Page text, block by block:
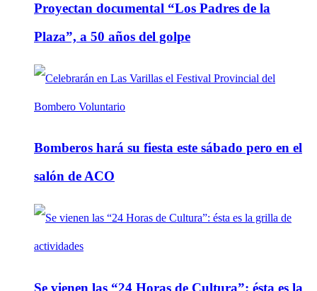
Proyectan documental “Los Padres de la
Plaza”, a 50 años del golpe
Bomberos hará su fiesta este sábado pero en el
salón de ACO
Se vienen las “24 Horas de Cultura”: ésta es la